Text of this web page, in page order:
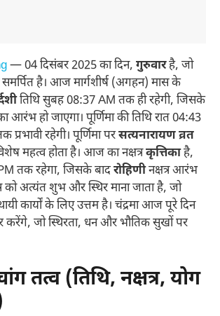
— 04 दिसंबर 2025 का दिन, गुरुवारहै, जो
है। आज मार्गशीर्ष (अगहन) मास के
तिथि सुबह 08:37 AM तक ही रहेगी, जिसके
आरंभ हो जाएगा। पूर्णिमा की तिथि रात 04:43
रहेगी। पूर्णिमा परसत्यनारायण व्रत
महत्व होता है। आज का नक्षत्रकृत्तिकाहै,
तक रहेगा, जिसके बादरोहिणीनक्षत्र आरंभ
को अत्यंत शुभ और स्थिर माना जाता है, जो
कार्यों के लिए उत्तम है। चंद्रमा आज पूरे दिन
करेंगे, जो स्थिरता, धन और भौतिक सुखों पर
तत्व (तिथि, नक्षत्र, योग